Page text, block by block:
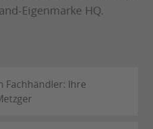
Eigenmarke HQ.
Fachhändler: Ihre